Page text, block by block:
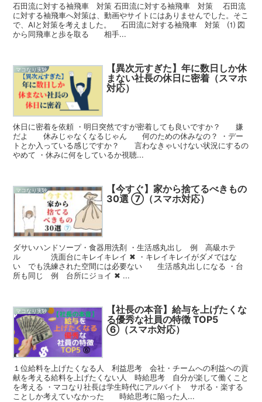
石田流に対する袖飛車 対策 石田流に対する袖飛車 対策 石田流
に対する袖飛車へ対策は、動画やサイトにはありませんでした。そこ
で、AIと対策を考えました。 石田流に対する袖飛車 対策 ⑴ 図
から同飛車と歩を取る 相手...
マコなり実験
【異次元すぎた】年に数日しか休
まない社長の休日に密着（スマホ
対応）
休日に密着を依頼 ・明日突然ですが密着しても良いですか？ 嫌
だよ 休みじゃなくなるじゃん 何のための休みなの？ ・デー
トとか入っている感じですか？ 言わなきゃいけない状況にするの
やめて ・休みに何をしているか視聴...
マコなり実験
【今すぐ】家から捨てるべきもの
30選 ⑦（スマホ対応）
ダサいハンドソープ・食器用洗剤 ・生活感丸出し 例 高級ホテ
ル 洗面台にキレイキレイ ✖ ・キレイキレイがダメではな
い でも洗練された空間には必要ない 生活感丸出しになる ・台
所も同じ 例 台所にジョイ ✖ ...
マコなり実験
【社長の本音】給与を上げたくな
る優秀な社員の特徴 TOP5
⑥（スマホ対応）
１位給料を上げたくなる人 利益思考 会社・チームへの利益への貢
献を考える給料を上げたくない人 時給思考 自分が楽して働くこと
を考える ・マコなり社長は学生時代にアルバイト サボる・楽する
ことしか考えていなかった 時給思考に陥った人...